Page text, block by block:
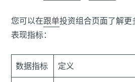
您可以在跟单投资组合页面了解
表现指标：
数据指标 定义